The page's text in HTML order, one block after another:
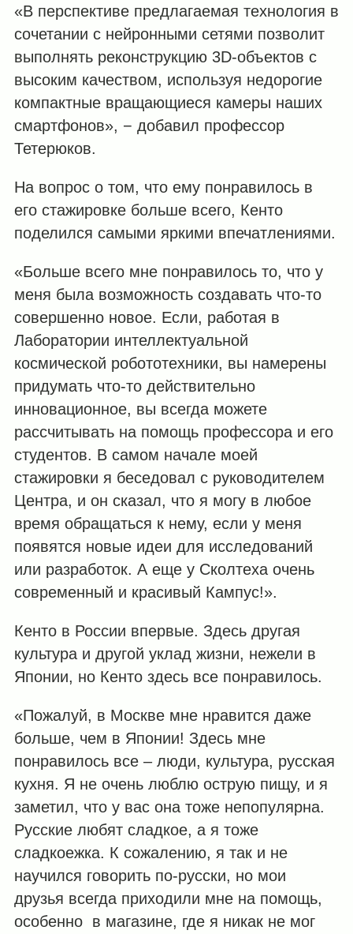
«В перспективе предлагаемая технология в
сочетании с нейронными сетями позволит
выполнять реконструкцию 3D-объектов с
высоким качеством, используя недорогие
компактные вращающиеся камеры наших
смартфонов», − добавил профессор
Тетерюков.
На вопрос о том, что ему понравилось в
его стажировке больше всего, Кенто
поделился самыми яркими впечатлениями.
«Больше всего мне понравилось то, что у
меня была возможность создавать что-то
совершенно новое. Если, работая в
Лаборатории интеллектуальной
космической робототехники, вы намерены
придумать что-то действительно
инновационное, вы всегда можете
рассчитывать на помощь профессора и его
студентов. В самом начале моей
стажировки я беседовал с руководителем
Центра, и он сказал, что я могу в любое
время обращаться к нему, если у меня
появятся новые идеи для исследований
или разработок. А еще у Сколтеха очень
современный и красивый Кампус!».
Кенто в России впервые. Здесь другая
культура и другой уклад жизни, нежели в
Японии, но Кенто здесь все понравилось.
«Пожалуй, в Москве мне нравится даже
больше, чем в Японии! Здесь мне
понравилось все – люди, культура, русская
кухня. Я не очень люблю острую пищу, и я
заметил, что у вас она тоже непопулярна.
Русские любят сладкое, а я тоже
сладкоежка. К сожалению, я так и не
научился говорить по-русски, но мои
друзья всегда приходили мне на помощь,
особенно в магазине, где я никак не мог